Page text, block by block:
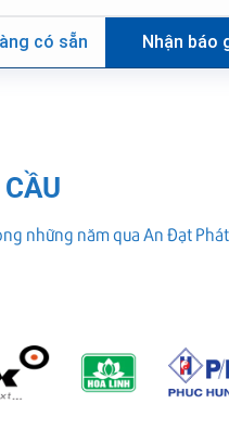
có sẵn Nhận báo
những năm qua An Đạt